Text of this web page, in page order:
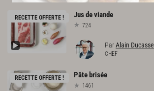
RECETTE OFFERTE ! Jusdeviande
724
ParAlain Ducasse
CHEF
RECETTE OFFERTE ! Pâte brisée
1461